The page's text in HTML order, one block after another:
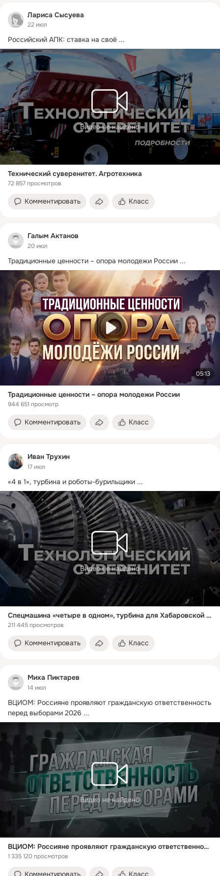
Лариса Сысуева
22 июл
Российский АПК: ставка на своё ...
Видео не найдено
Технический суверенитет. Агротехника
72 857 просмотров
Комментировать Класс
Галым Актанов
20 июл
Традиционные ценности – опора молодежи России ...
05:13
Традиционные ценности – опора молодежи России
944 651 просмотр
Комментировать Класс
Иван Трухин
17 июл
«4 в 1», турбина и роботы-бурильщики ...
Видео не найдено
Спецмашина «четыре в одном», турбина для Хабаровской ТЭЦ-4 и другие новости импортозамещения
211 445 просмотров
Комментировать Класс
Миха Пиктарев
14 июл
ВЦИОМ: Россияне проявляют гражданскую ответственность
перед выборами 2026 ...
Видео не найдено
ВЦИОМ: Россияне проявляют гражданскую ответственность перед выборами 2026
1 335 120 просмотров
Комментировать Класс